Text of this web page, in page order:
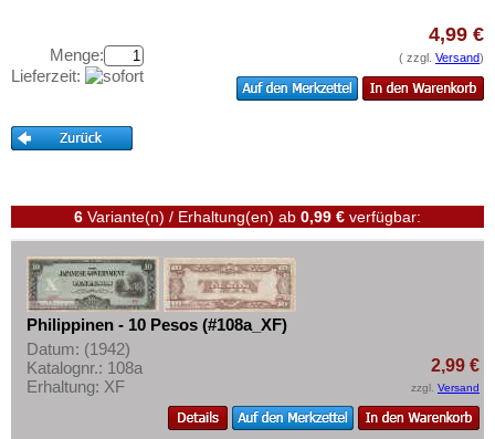
Südkorea
Tadschikistan
Thailand
Timor
Turkmenistan
Usbekistan
Vereinigte Arabische Emirate
Vietnam
Vietnam Süd
Banknotenbriefe
Kataloge
Gutscheine
Ihre Bewertungen
Kontakt
Informationen
Preislisten
Ankauf
Erhaltungsgrade
Gratisbanknoten
Menge:
Lieferzeit:
4,99 €
( zzgl. Versand)
6 Variante(n) / Erhaltung(en) ab 0,99 € verfügbar:
Philippinen - 10 Pesos (#108a_XF)
Datum: (1942)
Katalognr.: 108a
Erhaltung: XF
2,99 €
zzgl. Versand